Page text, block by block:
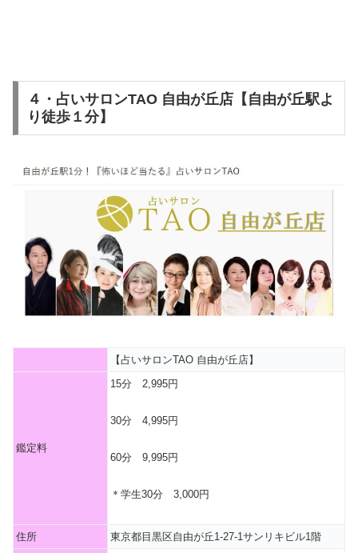
４・占いサロンTAO 自由が丘店【自由が丘駅よ
り徒歩１分】
【占いサロンTAO 自由が丘店】
鑑定料
15分 2,995円
30分 4,995円
60分 9,995円
＊学生30分 3,000円
住所
東京都目黒区自由が丘1-27-1サンリキビル1階